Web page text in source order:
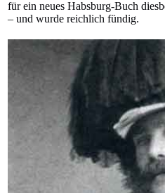
für ein neues Habsburg-Buch
– und wurde reichlich fündig.